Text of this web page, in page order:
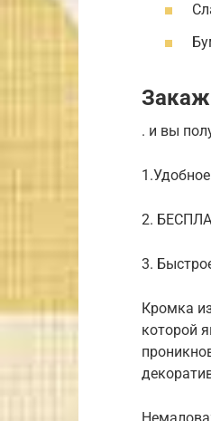
. и вы
2.
3.
Кромка
которой